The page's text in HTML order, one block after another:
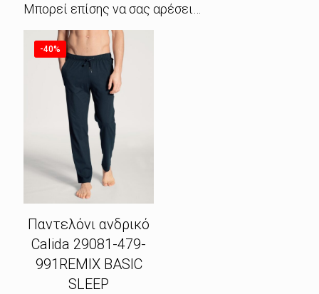
Μπορεί επίσης να σας αρέσει…
-40%
Παντελόνι ανδρικό
Calida 29081-479-
991REMIX BASIC
SLEEP